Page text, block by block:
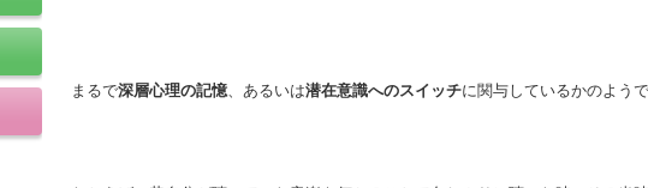
まるで深層心理の記憶、あるいは潜在意識へのスイッチに関与しているかのようで